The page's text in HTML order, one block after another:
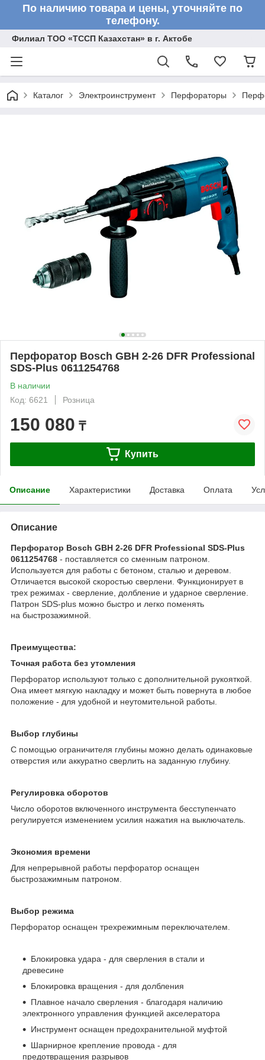
По наличию товара и цены, уточняйте по
телефону.
Филиал ТОО «ТССП Казахстан» в г. Актобе
Каталог Электроинструмент Перфораторы
Перфоратор Bosch GBH 2-26 DFR Professional
SDS-Plus 0611254768
В наличии
Код: 6621
Розница
150 080 ₸
Купить
Описание Характеристики Доставка Оплата
Описание
Перфоратор Bosch GBH 2-26 DFR Professional SDS-Plus
0611254768 - поставляется со сменным патроном.
Используется для работы с бетоном, сталью и деревом.
Отличается высокой скоростью сверлени. Функционирует в
трех режимах - сверление, долбление и ударное сверление.
Патрон SDS-plus можно быстро и легко поменять
на быстрозажимной.
Преимущества:
Точная работа без утомления
Перфоратор используют только с дополнительной рукояткой.
Она имеет мягкую накладку и может быть повернута в любое
положение - для удобной и неутомительной работы.
Выбор глубины
С помощью ограничителя глубины можно делать одинаковые
отверстия или аккуратно сверлить на заданную глубину.
Регулировка оборотов
Число оборотов включенного инструмента бесступенчато
регулируется изменением усилия нажатия на выключатель.
Экономия времени
Для непрерывной работы перфоратор оснащен
быстрозажимным патроном.
Выбор режима
Перфоратор оснащен трехрежимным переключателем.
Блокировка удара - для сверления в стали и
древесине
Блокировка вращения - для долбления
Плавное начало сверления - благодаря наличию
электронного управления функцией акселератора
Инструмент оснащен предохранительной муфтой
Шарнирное крепление провода - для
предотвращения разрывов